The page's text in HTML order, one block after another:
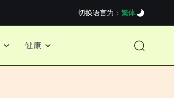
切换语言为： 繁体
健康